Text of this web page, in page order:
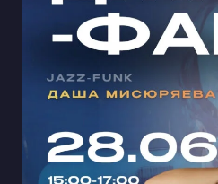
МАСТЕР-КЛАСС
ДАШЕЙ